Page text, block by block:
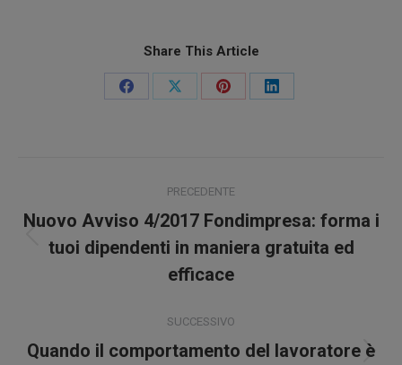
Share This Article
CondividiCondividiCondividiCondividi
tra
PRECEDENTE
Post
precedente:
Nuovo Avviso 4/2017 Fondimpresa: forma i
tuoi dipendenti in maniera gratuita ed
efficace
SUCCESSIVO
Prossimo
Quando il comportamento del lavoratore è